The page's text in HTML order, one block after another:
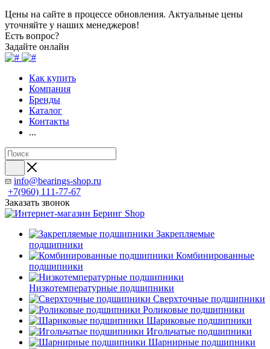
Цены на сайте в процессе обновления. Актуальные цены
уточняйте у наших менеджеров!
Есть вопрос?
Задайте онлайн
Как купить
Компания
Бренды
Каталог
Контакты
...
info@bearings-shop.ru
+7(960) 111-77-67
Заказать звонок
Закрепляемые
подшипники
Комбинированные
подшипники
Низкотемпературные подшипники
Сверхточные подшипники
Роликовые подшипники
Шариковые подшипники
Игольчатые подшипники
Шарнирные подшипники